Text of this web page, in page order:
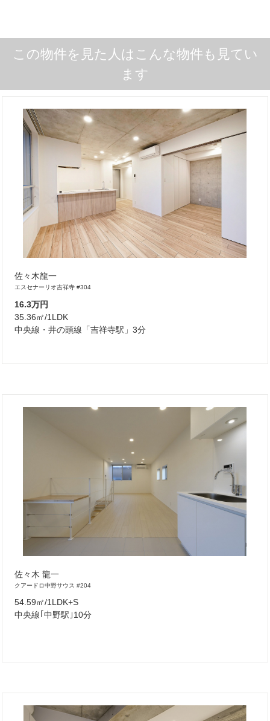
この物件を見た人はこんな物件も見てい
ます
佐々木龍一
エスセナーリオ吉祥寺 #304
16.3万円
35.36㎡/1LDK
中央線・井の頭線「吉祥寺駅」3分
佐々木 龍一
クアードロ中野サウス #204
54.59㎡/1LDK+S
中央線｢中野駅｣10分